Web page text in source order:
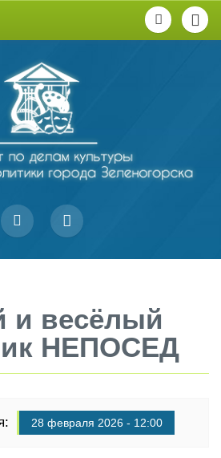
и весёлый
НЕПОСЕД
28 февраля 2026 - 12:00